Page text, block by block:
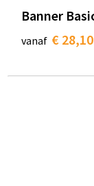
Banner
vanaf € 28,10